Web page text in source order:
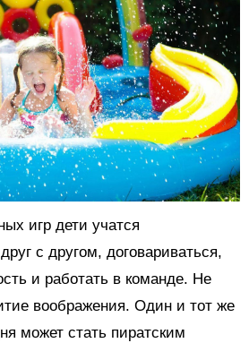
игр дети учатся
с другом, договариваться,
и работать в команде. Не
воображения. Один и тот же
может стать пиратским